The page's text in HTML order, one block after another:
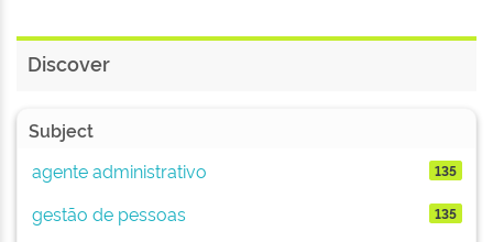
Discover
Subject
agente administrativo
135
gestão de pessoas 135